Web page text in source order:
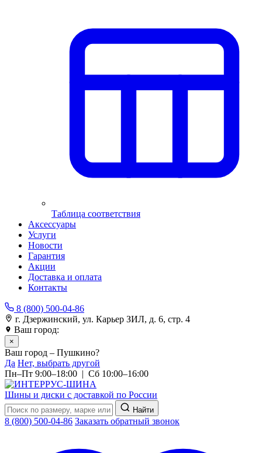
Таблица соответствия
Аксессуары
Услуги
Новости
Гарантия
Акции
Доставка и оплата
Контакты
8 (800) 500-04-86
г. Дзержинский, ул. Карьер ЗИЛ, д. 6, стр. 4
Ваш город:
×
Ваш город – Пушкино?
Да Нет, выбрать другой
Пн–Пт 9:00–18:00 | Сб 10:00–16:00
Шины и диски с доставкой по России
Найти
8 (800) 500-04-86 Заказать обратный звонок